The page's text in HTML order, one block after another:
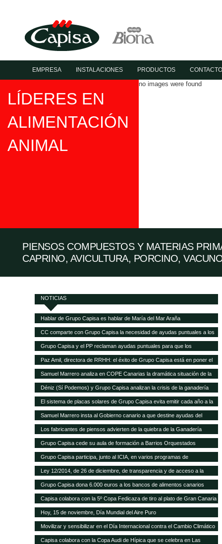
EMPRESA INSTALACIONES PRODUCTOS
no images were found
LÍDERES EN
ALIMENTACIÓN
ANIMAL
PIENSOS COMPUESTOS Y MATERIAS
CAPRINO, AVICULTURA, PORCINO,
NOTICIAS
Hablar de Grupo Capisa es hablar de María del Mar Araña
CC comparte con Grupo Capisa la necesidad de ayudas puntuales a los
ganaderos canarios
Grupo Capisa y el PP reclaman ayudas puntuales para que los
ganaderos canarios puedan pagar la gran subida de la alimentación
animal
Paz Amil, directora de RRHH: el éxito de Grupo Capisa está en poner el
foco en las personas
Samuel Marrero analiza en COPE Canarias la dramática situación de la
ganadería canaria
Déniz (Sí Podemos) y Grupo Capisa analizan la crisis de la ganadería
canaria
El sistema de placas solares de Grupo Capisa evita emitir cada año a la
atmósfera 95,5 toneladas de CO2
Samuel Marrero insta al Gobierno canario a que destine ayudas del
Fondo de Recuperación a la ganadería, en peligro de desaparecer por la
crisis
Los fabricantes de piensos advierten de la quiebra de la Ganadería
canaria y demandan ayudas directas a las explotaciones
Grupo Capisa cede su aula de formación a Barrios Orquestados
Grupo Capisa participa, junto al ICIA, en varios programas de
investigación ganadera
Ley 12/2014, de 26 de diciembre, de transparencia y de acceso a la
información pública.
Grupo Capisa dona 6.000 euros a los bancos de alimentos canarios
Capisa colabora con la 5º Copa Fedicaza de tiro al plato de Gran Canaria
Hoy, 15 de noviembre, Día Mundial del Aire Puro
Movilizar y sensibilizar en el Día Internacional contra el Cambio Climático
Capisa colabora con la Copa Audi de Hípica que se celebra en Las